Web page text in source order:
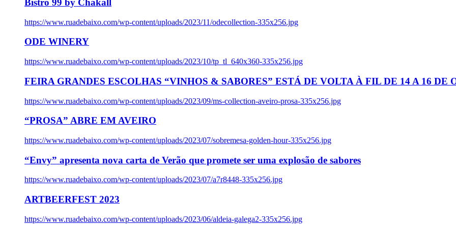
Bistro 99 by Chakall
https://www.ruadebaixo.com/wp-content/uploads/2023/11/odecollection-335x256.jpg
ODE WINERY
https://www.ruadebaixo.com/wp-content/uploads/2023/10/tp_tl_640x360-335x256.jpg
FEIRA GRANDES ESCOLHAS “VINHOS & SABORES” ESTÁ DE VOLTA À FIL DE 14 A 16 DE
https://www.ruadebaixo.com/wp-content/uploads/2023/09/ms-collection-aveiro-prosa-335x256.jpg
“PROSA” ABRE EM AVEIRO
https://www.ruadebaixo.com/wp-content/uploads/2023/07/sobremesa-golden-hour-335x256.jpg
“Envy” apresenta nova carta de Verão que promete ser uma explosão de sabores
https://www.ruadebaixo.com/wp-content/uploads/2023/07/a7r8448-335x256.jpg
ARTBEERFEST 2023
https://www.ruadebaixo.com/wp-content/uploads/2023/06/aldeia-galega2-335x256.jpg